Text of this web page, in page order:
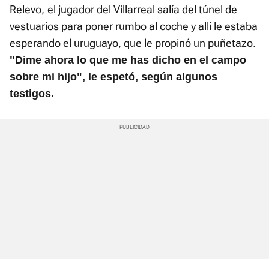
Relevo, el jugador del Villarreal salía del túnel de
vestuarios para poner rumbo al coche y allí le estaba
esperando el uruguayo, que le propinó un puñetazo.
"Dime ahora lo que me has dicho en el campo
sobre mi hijo", le espetó, según algunos
testigos.